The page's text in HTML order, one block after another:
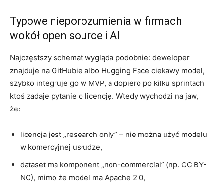
Typowe nieporozumienia w firmach
wokół open source i AI
Najczęstszy schemat wygląda podobnie: deweloper
znajduje na GitHubie albo Hugging Face ciekawy model,
szybko integruje go w MVP, a dopiero po kilku sprintach
ktoś zadaje pytanie o licencję. Wtedy wychodzi na jaw,
że:
licencja jest „research only” – nie można użyć modelu
w komercyjnej usłudze,
dataset ma komponent „non-commercial” (np. CC BY-
NC), mimo że model ma Apache 2.0,